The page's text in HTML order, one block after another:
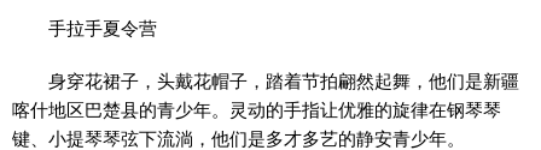
手拉手夏令营
身穿花裙子，头戴花帽子，踏着节拍翩然起舞，他们是新疆
喀什地区巴楚县的青少年。灵动的手指让优雅的旋律在钢琴琴
键、小提琴琴弦下流淌，他们是多才多艺的静安青少年。